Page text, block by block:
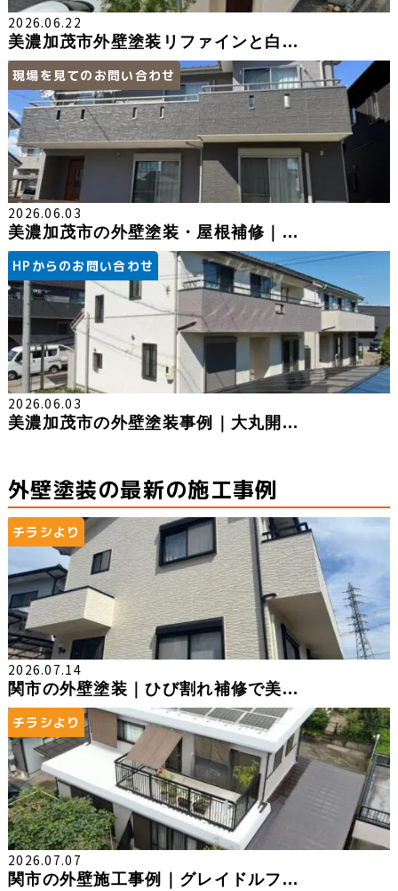
2026.06.22
美濃加茂市外壁塗装リファインと白...
現場を見てのお問い合わせ
2026.06.03
美濃加茂市の外壁塗装・屋根補修｜...
HPからのお問い合わせ
2026.06.03
美濃加茂市の外壁塗装事例｜大丸開...
外壁塗装の最新の施工事例
チラシより
2026.07.14
関市の外壁塗装｜ひび割れ補修で美...
チラシより
2026.07.07
関市の外壁施工事例｜グレイドルフ...